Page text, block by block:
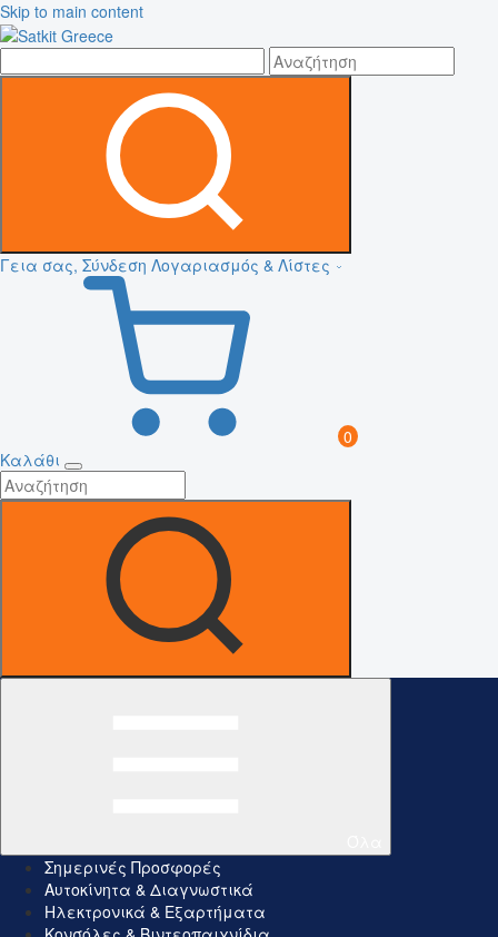
Skip to main content
Γεια σας, Σύνδεση Λογαριασμός & Λίστες
0
Καλάθι
Σημερινές Προσφορές
Αυτοκίνητα & Διαγνωστικά
Ηλεκτρονικά & Εξαρτήματα